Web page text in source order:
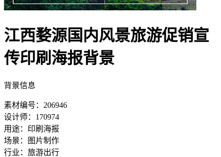
江西婺源国内风景旅游促销宣
传印刷海报背景
背景信息
素材编号：206946
设计师：170974
用途：印刷海报
场景：图片制作
行业：旅游出行